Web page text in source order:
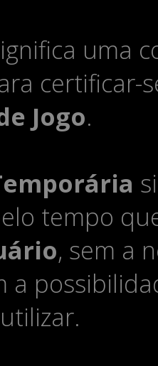
uma
Jogo.
tempo
, sem a
a